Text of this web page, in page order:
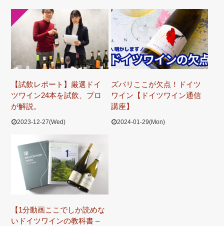
【試飲レポート】厳選ドイ
ツワイン24本を試飲、プロ
が解説。
2023-12-27(Wed)
ズバリここが欠点！ドイツ
ワイン【ドイツワイン通信
講座】
2024-01-29(Mon)
【1分動画ここでしか読めな
いドイツワインの教科書 –